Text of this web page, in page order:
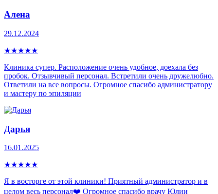
Алена
29.12.2024
★★★★★
Клиника супер. Расположение очень удобное, доехала без
пробок. Отзывчивый персонал. Встретили очень дружелюбно.
Ответили на все вопросы. Огромное спасибо администратору
и мастеру по эпиляции
Дарья
16.01.2025
★★★★★
Я в восторге от этой клиники! Приятный администратор и в
целом весь персонал❤️ Огромное спасибо врачу Юлии